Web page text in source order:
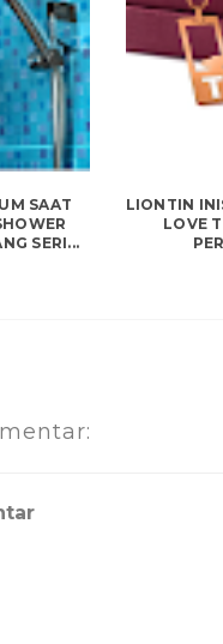
SAAT
SERI...
LIONTIN
LOVE